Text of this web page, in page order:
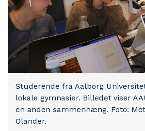
Studerende fra Aalborg
lokale gymnasier. Billedet viser
en anden sammenhæng. Foto:
Olander.